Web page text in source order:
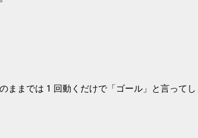
ままでは 1 回動くだけで「ゴール」と言って